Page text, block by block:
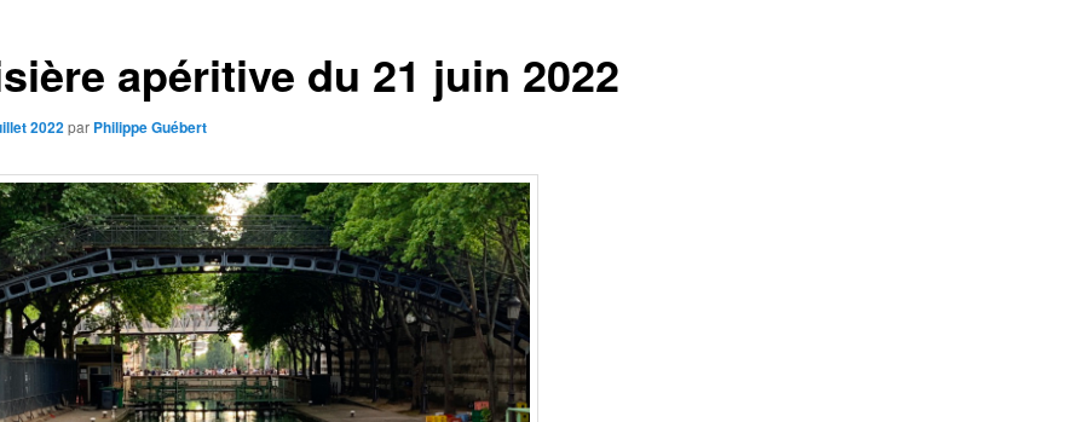
apéritive du 21 juin 2022
2022 par Philippe Guébert